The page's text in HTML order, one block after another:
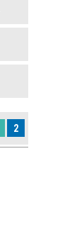
2